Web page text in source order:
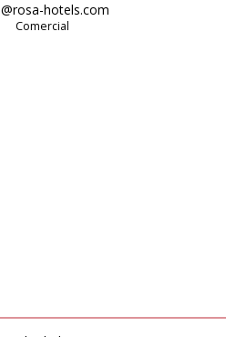
hotels.com
Comercial